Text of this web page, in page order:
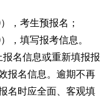
， 考生预报名；
， 填写报考信息。
名信息或重新填报报
报名信息。逾期不再
名时应全面、客观填